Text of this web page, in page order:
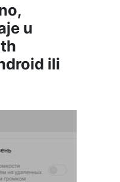
u
ili